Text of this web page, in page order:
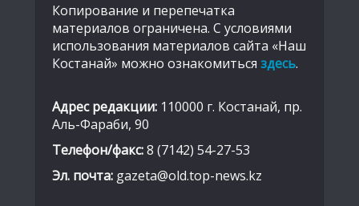
Копирование и перепечатка
материалов ограничена. С условиями
использования материалов сайта «Наш
Костанай» можно ознакомиться здесь.
Адрес редакции: 110000 г. Костанай, пр.
Аль-Фараби, 90
Телефон/факс:8 (7142) 54-27-53
Эл. почта: gazeta@old.top-news.kz